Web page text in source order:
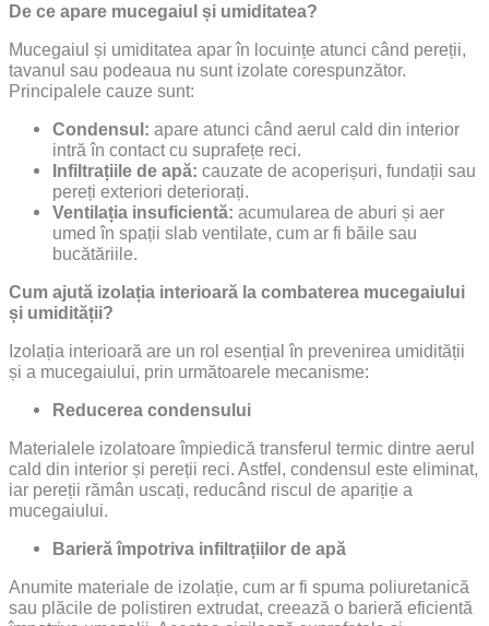
De ce apare mucegaiul și umiditatea?
Mucegaiul și umiditatea apar în locuințe atunci când pereții,
tavanul sau podeaua nu sunt izolate corespunzător.
Principalele cauze sunt:
Condensul: apare atunci când aerul cald din interior
intră în contact cu suprafețe reci.
Infiltrațiile de apă: cauzate de acoperișuri, fundații sau
pereți exteriori deteriorați.
Ventilația insuficientă: acumularea de aburi și aer
umed în spații slab ventilate, cum ar fi băile sau
bucătăriile.
Cum ajută izolația interioară la combaterea mucegaiului
și umidității?
Izolația interioară are un rol esențial în prevenirea umidității
și a mucegaiului, prin următoarele mecanisme:
Reducerea condensului
Materialele izolatoare împiedică transferul termic dintre aerul
cald din interior și pereții reci. Astfel, condensul este eliminat,
iar pereții rămân uscați, reducând riscul de apariție a
mucegaiului.
Barieră împotriva infiltrațiilor de apă
Anumite materiale de izolație, cum ar fi spuma poliuretanică
sau plăcile de polistiren extrudat, creează o barieră eficientă